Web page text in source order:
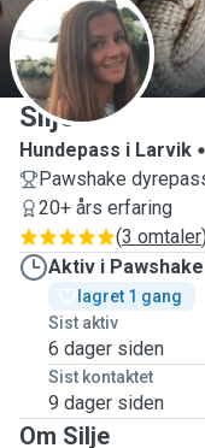
S
Silje
Hundepass i Larvik
Pawshake
20+ års erfaring
(3 omtaler
Aktiv i
lagret 1 gang
Sist aktiv
6 dager siden
Sist kontaktet
9 dager siden
Om Silje